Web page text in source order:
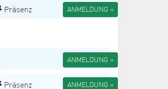
Präsenz ANMELDUNG »
ANMELDUNG »
Präsenz ANMELDUNG »